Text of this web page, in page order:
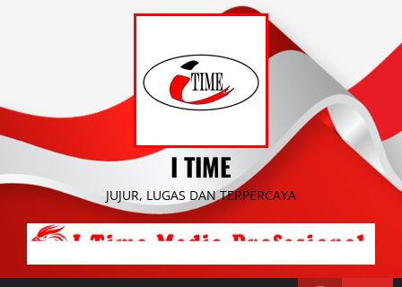
I TIME
JUJUR, LUGAS DAN TERPERCAYA